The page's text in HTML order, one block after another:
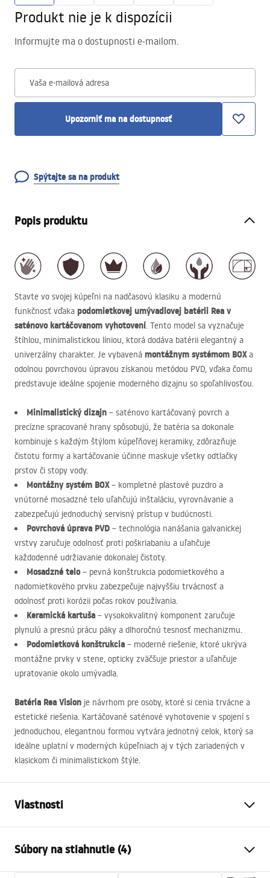
Produkt nie je k dispozícii
Informujte ma o dostupnosti e-mailom.
Vaša e-mailová adresa
Upozorniť ma na dostupnosť
Spýtajte sa na produkt
Popis produktu
Stavte vo svojej kúpeľni na nadčasovú klasiku a modernú
funkčnosť vďaka podomietkovej umývadlovej batérii Rea v
saténovo kartáčovanom vyhotovení. Tento model sa vyznačuje
štíhlou, minimalistickou líniou, ktorá dodáva batérii elegantný a
univerzálny charakter. Je vybavená montážnym systémom BOXa
odolnou povrchovou úpravou získanou metódou PVD, vďaka čomu
predstavuje ideálne spojenie moderného dizajnu so spoľahlivosťou.
Minimalistický dizajn – saténovo kartáčovaný povrch a
precízne spracované hrany spôsobujú, že batéria sa dokonale
kombinuje s každým štýlom kúpeľňovej keramiky, zdôrazňuje
čistotu formy a kartáčovanie účinne maskuje všetky odtlačky
prstov či stopy vody.
Montážny systém BOX– kompletné plastové puzdro a
vnútorné mosadzné telo uľahčujú inštaláciu, vyrovnávanie a
zabezpečujú jednoduchý servisný prístup v budúcnosti.
Povrchová úprava PVD – technológia nanášania galvanickej
vrstvy zaručuje odolnosť proti poškriabaniu a uľahčuje
každodenné udržiavanie dokonalej čistoty.
Mosadzné telo– pevná konštrukcia podomietkového a
nadomietkového prvku zabezpečuje najvyššiu trvácnosť a
odolnosť proti korózii počas rokov používania.
Keramická kartuša – vysokokvalitný komponent zaručuje
plynulú a presnú prácu páky a dlhoročnú tesnosť mechanizmu.
Podomietková konštrukcia – moderné riešenie, ktoré ukrýva
montážne prvky v stene, opticky zväčšuje priestor a uľahčuje
upratovanie okolo umývadla.
Batéria Rea Vision je návrhom pre osoby, ktoré si cenia trvácne a
estetické riešenia. Kartáčované saténové vyhotovenie v spojení s
jednoduchou, elegantnou formou vytvára jednotný celok, ktorý sa
ideálne uplatní v moderných kúpeľniach aj v tých zariadených v
klasickom či minimalistickom štýle.
Vlastnosti
rea.com.pl/#hu, vaňa
Spôsob upevnenia
pod omietku
Súbory na stiahnutie (4)